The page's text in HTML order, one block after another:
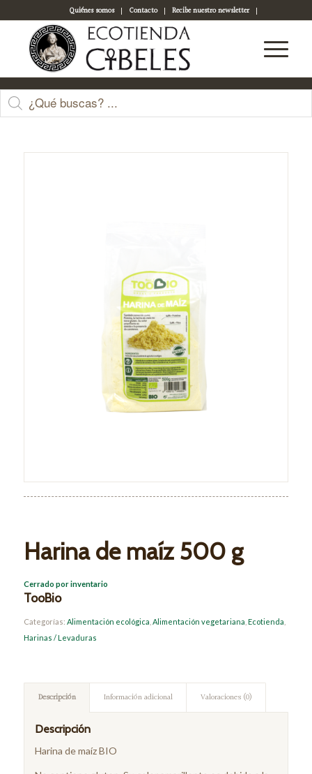
Quiénes somos Contacto
Recibe nuestro newsletter
Acceso a tu cuenta
Tienda
Harina de maíz 500 g
Cerrado por inventario
TooBio
Categorías: Alimentación ecológica Alimentación vegetariana Ecotienda
Harinas / Levaduras
Descripción Información adicional Valoraciones (0)
Descripción
Harina de maíz BIO